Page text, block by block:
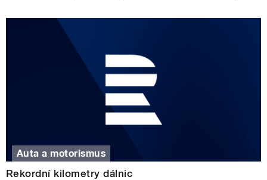
Auta a motorismus
Rekordní kilometry dálnic